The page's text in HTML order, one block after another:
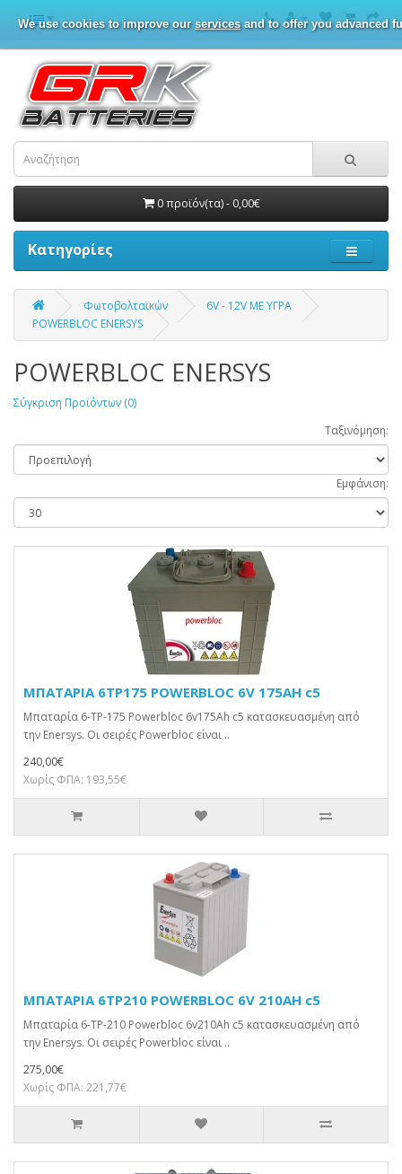
We use cookies to improve our servicesand to offer you advanced
0 προϊόν(τα) - 0,00€
Κατηγορίες
Φωτοβολταϊκών
6V - 12V ΜΕ ΥΓΡΑ
POWERBLOC ENERSYS
POWERBLOC ENERSYS
Σύγκριση Προϊόντων (0)
Ταξινόμηση:
Εμφάνιση:
ΜΠΑΤΑΡΙΑ 6TP175 POWERBLOC 6V 175AH c5
Μπαταρία 6-TP-175 Powerbloc 6v175Ah c5 κατασκευασμένη από
την Enersys. Οι σειρές Powerbloc είναι ..
240,00€
Χωρίς ΦΠΑ: 193,55€
ΜΠΑΤΑΡΙΑ 6TP210 POWERBLOC 6V 210AH c5
Μπαταρία 6-TP-210 Powerbloc 6v210Ah c5 κατασκευασμένη από
την Enersys. Οι σειρές Powerbloc είναι ..
275,00€
Χωρίς ΦΠΑ: 221,77€